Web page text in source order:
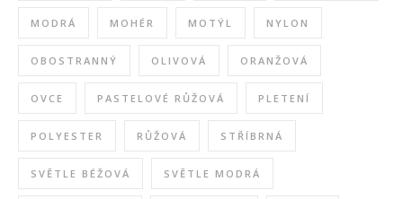
MODRÁ MOHÉR MOTÝL NYLON
OBOSTRANNÝ OLIVOVÁ ORANŽOVÁ
OVCE PASTELOVÉ RŮŽOVÁ PLETENÍ
POLYESTER RŮŽOVÁ STŘÍBRNÁ
SVĚTLE BÉŽOVÁ SVĚTLE MODRÁ